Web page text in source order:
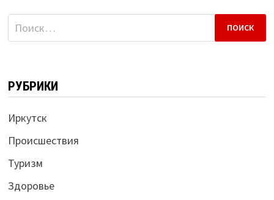
Найти:
РУБРИКИ
Иркутск
Происшествия
Туризм
Здоровье